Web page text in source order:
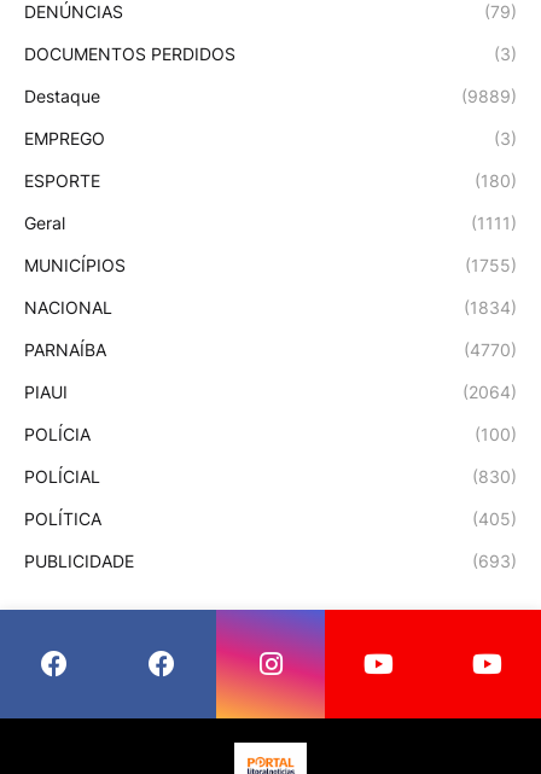
DENÚNCIAS (79)
DOCUMENTOS PERDIDOS (3)
Destaque (9889)
EMPREGO (3)
ESPORTE (180)
Geral (1111)
MUNICÍPIOS (1755)
NACIONAL (1834)
PARNAÍBA (4770)
PIAUI (2064)
POLÍCIA (100)
POLÍCIAL (830)
POLÍTICA (405)
PUBLICIDADE (693)